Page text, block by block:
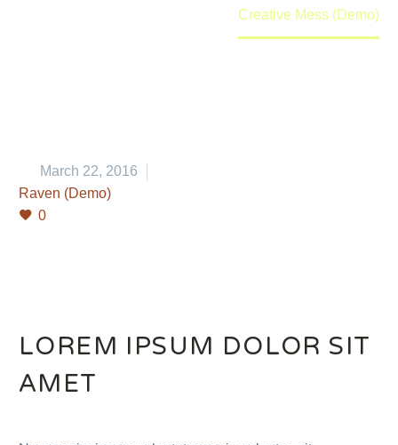
Creative Mess (Demo)
March 22, 2016
Raven (Demo)
0
LOREM IPSUM DOLOR SIT
AMET